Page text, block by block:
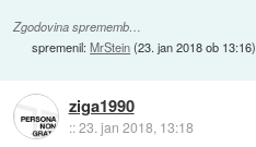
Zgodovina sprememb…
spremenil:MrStein(23. jan 2018 ob 13:16)
ziga1990
::23. jan 2018, 13:18